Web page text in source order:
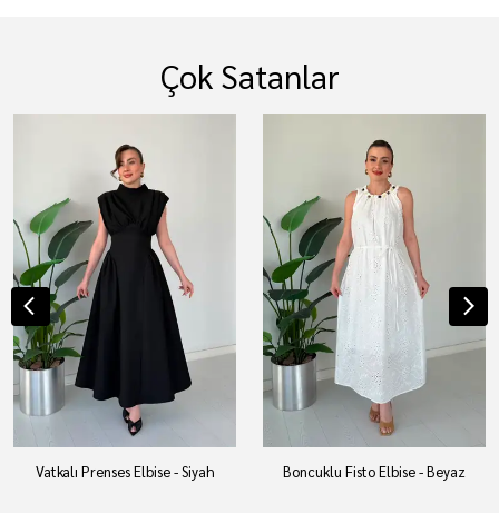
Çok Satanlar
Vatkalı Prenses Elbise - Siyah Boncuklu Fisto Elbise - Beyaz